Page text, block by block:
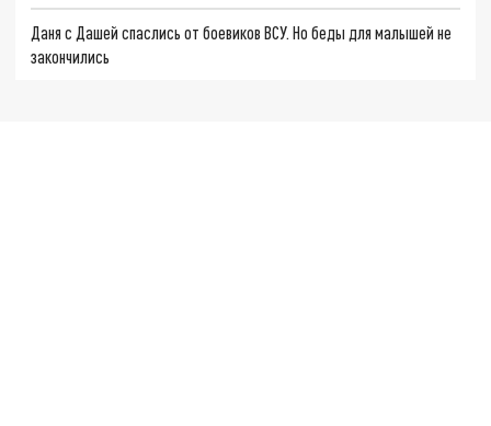
Даня с Дашей спаслись от боевиков ВСУ. Но беды для малышей не
закончились